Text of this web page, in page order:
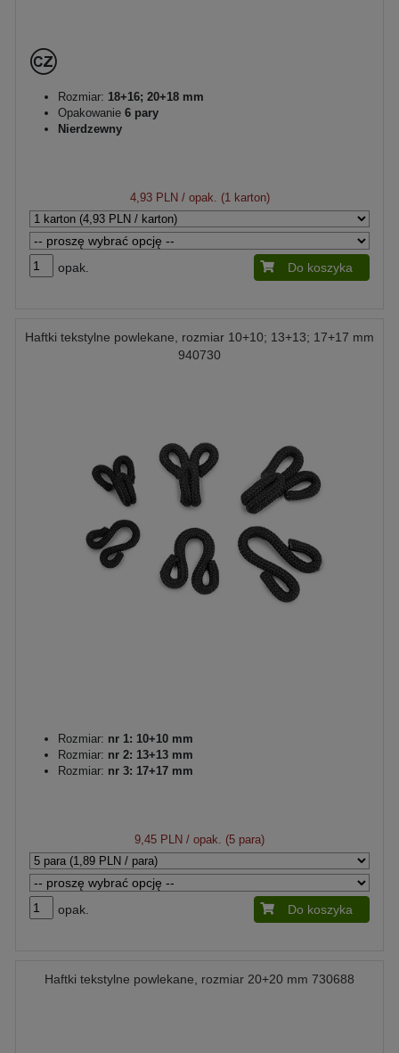
Rozmiar: 18+16; 20+18 mm
Opakowanie 6 pary
Nierdzewny
4,93 PLN/ opak. (1 karton)
opak. Do koszyka
Haftki tekstylne powlekane, rozmiar 10+10; 13+13; 17+17 mm
940730
Rozmiar: nr 1: 10+10 mm
Rozmiar: nr 2: 13+13 mm
Rozmiar: nr 3: 17+17 mm
9,45 PLN / opak. (5 para)
opak. Do koszyka
Haftki tekstylne powlekane, rozmiar 20+20 mm 730688